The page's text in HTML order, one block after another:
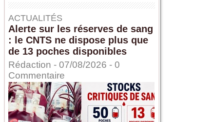
ACTUALITÉS
Alerte sur les réserves de sang
: le CNTS ne dispose plus que
de 13 poches disponibles
Rédaction - 07/08/2026 - 0
Commentaire